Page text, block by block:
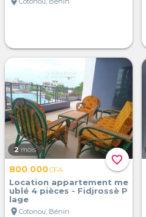
favorite_border
2 mois
800 000CFA
Location appartement me
ublé 4 pièces - Fidjrossè P
lage
location_on Cotonou, Bénin